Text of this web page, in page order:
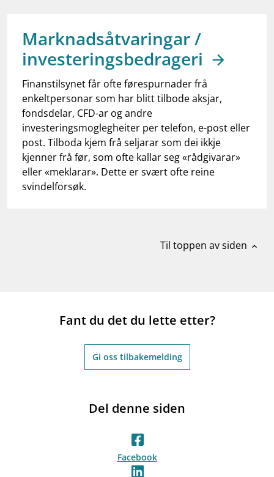
dashboardInformasjon for investorer
notifications_noneAbonner på nyhetsvarsel
Marknadsåtvaringar /
investeringsbedrageri
Finanstilsynet får ofte førespurnader frå
enkeltpersonar som har blitt tilbode aksjar,
fondsdelar, CFD-ar og andre
investeringsmoglegheiter per telefon, e-post eller
post. Tilboda kjem frå seljarar som dei ikkje
kjenner frå før, som ofte kallar seg «rådgivarar»
eller «meklarar». Dette er svært ofte reine
svindelforsøk.
Til toppen av siden expand_less
Fant du det du lette etter?
Gi oss tilbakemelding
Del denne siden
Facebook